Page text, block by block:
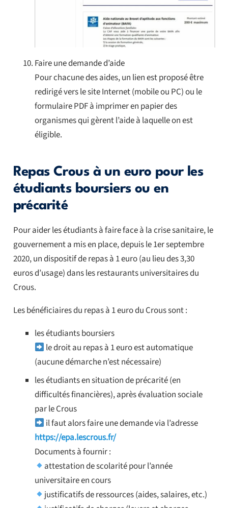
Faire une demande d’aide
Pour chacune des aides, un lien est proposé être
redirigé vers le site Internet (mobile ou PC) ou le
formulaire PDF à imprimer en papier des
organismes qui gèrent l’aide à laquelle on est
éligible.
Repas Crous à un euro pour les
étudiants boursiers ou en
précarité
Pour aider les étudiants à faire face à la crise sanitaire, le
gouvernement a mis en place, depuis le 1er septembre
2020, un dispositif de repas à 1 euro (au lieu des 3,30
euros d’usage) dans les restaurants universitaires du
Crous.
Les bénéficiaires du repas à 1 euro du Crous sont :
les étudiants boursiers
le droit au repas à 1 euro est automatique
(aucune démarche n’est nécessaire)
les étudiants en situation de précarité (en
difficultés financières), après évaluation sociale
par le Crous
il faut alors faire une demande via l’adresse
https://epa.lescrous.fr/
Documents à fournir :
attestation de scolarité pour l’année
universitaire en cours
justificatifs de ressources (aides, salaires, etc.)